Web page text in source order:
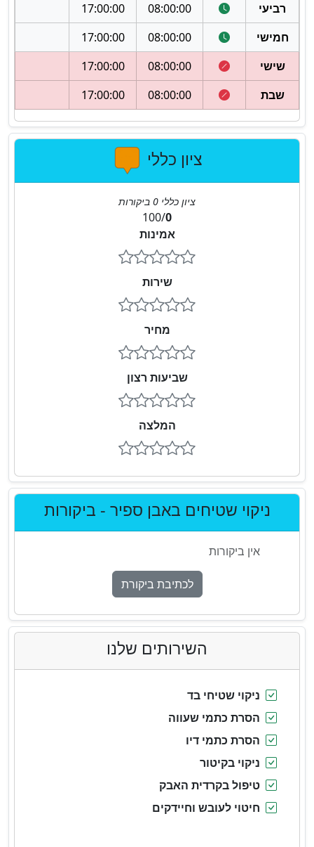
רביעי
08:00:00
17:00:00
חמישי
08:00:00
17:00:00
שישי
08:00:00
17:00:00
שבת
08:00:00
17:00:00
ציון כללי
ציון כללי 0 ביקורות
0
/
100
אמינות
שירות
מחיר
שביעות רצון
המלצה
ניקוי שטיחים באבן ספיר - ביקורות
אין ביקורות
לכתיבת ביקורת
השירותים שלנו
ניקוי שטיחי בד
הסרת כתמי שעווה
הסרת כתמי דיו
ניקוי בקיטור
טיפול בקרדית האבק
חיטוי לעובש וחיידקים